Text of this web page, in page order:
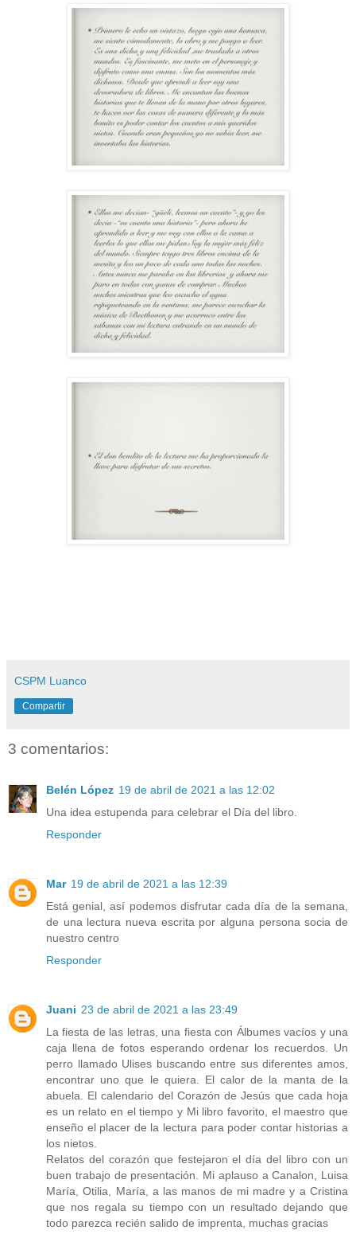
CSPM Luanco
Compartir
3 comentarios:
Belén López 19 de abril de 2021 a las 12:02
Una idea estupenda para celebrar el Día del libro.
Responder
Mar 19 de abril de 2021 a las 12:39
Está genial, así podemos disfrutar cada día de la semana,
de una lectura nueva escrita por alguna persona socia de
nuestro centro
Responder
Juani 23 de abril de 2021 a las 23:49
La fiesta de las letras, una fiesta con Álbumes vacíos y una
caja llena de fotos esperando ordenar los recuerdos. Un
perro llamado Ulises buscando entre sus diferentes amos,
encontrar uno que le quiera. El calor de la manta de la
abuela. El calendario del Corazón de Jesús que cada hoja
es un relato en el tiempo y Mi libro favorito, el maestro que
enseño el placer de la lectura para poder contar historias a
los nietos.
Relatos del corazón que festejaron el día del libro con un
buen trabajo de presentación. Mi aplauso a Canalon, Luisa
María, Otilia, María, a las manos de mi madre y a Cristina
que nos regala su tiempo con un resultado dejando que
todo parezca recién salido de imprenta, muchas gracias